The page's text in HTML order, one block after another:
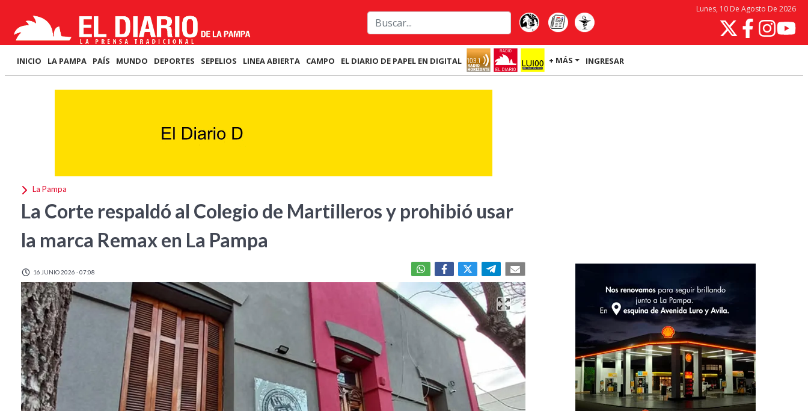
Lunes, 10 De Agosto De 2026
INICIO LA PAMPA PAÍS MUNDO DEPORTES SEPELIOS LINEA ABIERTA CAMPO EL DIARIO DE PAPEL EN DIGITAL + MÁS INGRESAR
La Pampa
La Corte respaldó al Colegio de Martilleros y prohibió usar
la marca Remax en La Pampa
16 JUNIO 2026 - 07:08